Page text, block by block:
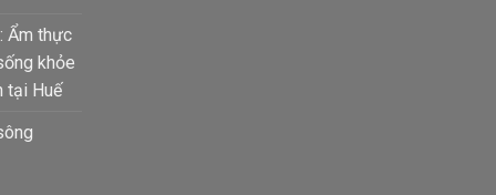
Ẩm thực
khỏe
tại Huế